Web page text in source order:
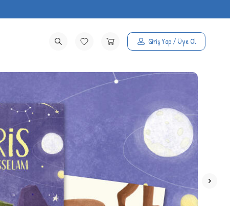
Giriş Yap / Üye Ol